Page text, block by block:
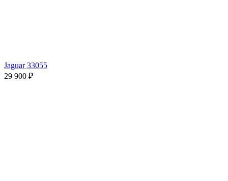
Jaguar 33055
29 900 ₽